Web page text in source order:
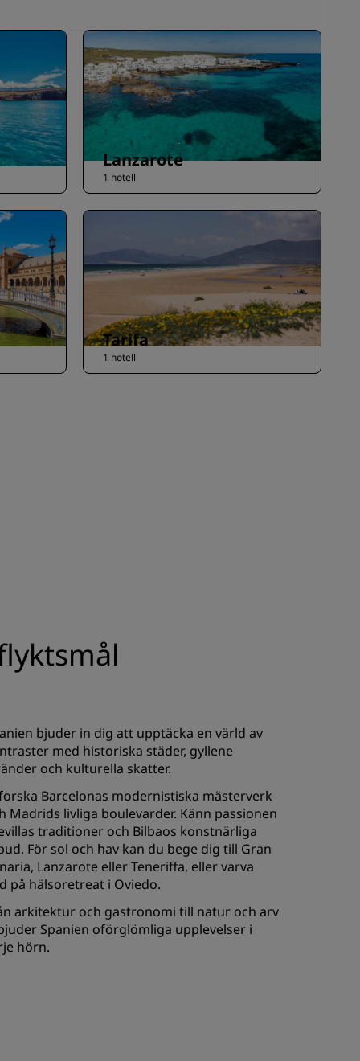
Lanzarote
1 hotell
Tarifa
1 hotell
bjuder in dig att upptäcka en värld av
med historiska städer, gyllene
och kulturella skatter.
Barcelonas modernistiska mästerverk
Madrids livliga boulevarder. Känn passionen
traditioner och Bilbaos konstnärliga
För sol och hav kan du bege dig till Gran
Lanzarote eller Teneriffa, eller varva
på hälsoretreat i Oviedo.
arkitektur och gastronomi till natur och arv
Spanien oförglömliga upplevelser i
hörn.